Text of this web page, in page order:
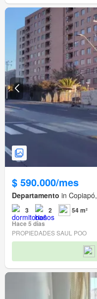
$ 590.000/mes
Departamento in
3 2
54 m²
Hace 5 días
PROPIEDADES SAUL POO